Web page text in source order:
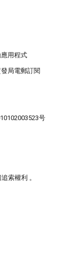
用程式
局電郵訂閱
号
索權利 。